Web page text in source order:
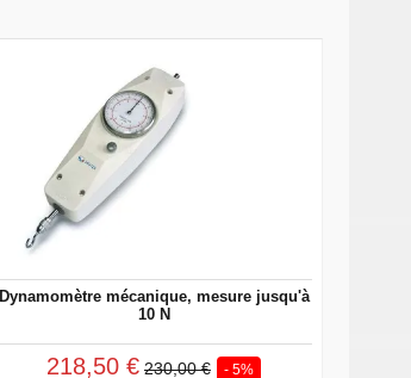
Dynamomètre mécanique, mesure jusqu'à
10 N
218,50 € 230,00 € - 5%